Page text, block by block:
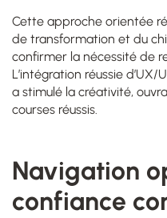
Cette approche orientée
de transformation et du
confirmer la nécessité de
L’intégration réussie
a stimulé la créativité,
courses réussis.
Navigation
confiance